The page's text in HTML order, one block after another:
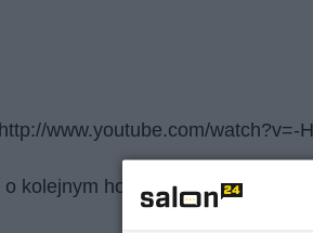
http://www.youtube.com/watch?v=-
kolejnym hospicjum perinatalnym